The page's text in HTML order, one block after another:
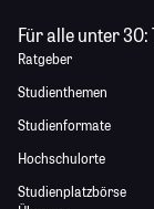
Für alle unter 30:
Ratgeber
Studienthemen
Studienformate
Hochschulorte
Studienplatzbörse